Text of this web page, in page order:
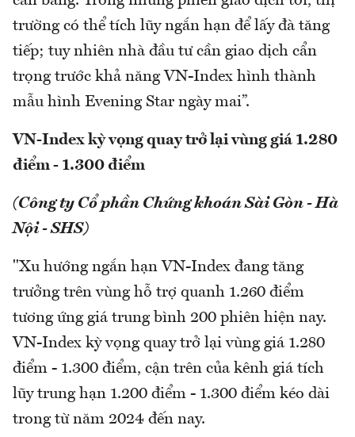
trường có thể tích lũy ngắn hạn để lấy đà tăng
tiếp; tuy nhiên nhà đầu tư cần giao dịch cẩn
trọng trước khả năng VN-Index hình thành
mẫu hình Evening Star ngày mai”.
VN-Index kỳ vọng quay trở lại vùng giá 1.280
điểm - 1.300 điểm
(Công ty Cổ phần Chứng khoán Sài Gòn - Hà
Nội - SHS)
"Xu hướng ngắn hạn VN-Index đang tăng
trưởng trên vùng hỗ trợ quanh 1.260 điểm
tương ứng giá trung bình 200 phiên hiện nay.
VN-Index kỳ vọng quay trở lại vùng giá 1.280
điểm - 1.300 điểm, cận trên của kênh giá tích
lũy trung hạn 1.200 điểm - 1.300 điểm kéo dài
trong từ năm 2024 đến nay.